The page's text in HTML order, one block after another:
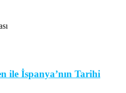
ile İspanya’nın Tarihi